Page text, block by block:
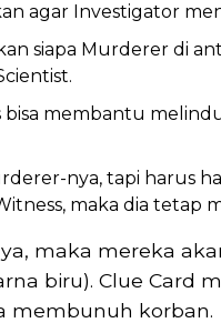
agar Investigator
siapa Murderer di
membantu
nya, tapi harus
maka dia tetap
maka mereka
biru). Clue Card
membunuh korban.